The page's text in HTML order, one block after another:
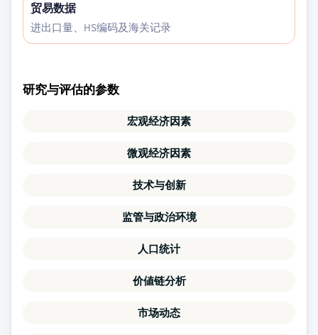
贸易数据
进出口量、HS编码及海关记录
研究与评估的参数
宏观经济因素
微观经济因素
技术与创新
监管与政治环境
人口统计
价値链分析
市场动态